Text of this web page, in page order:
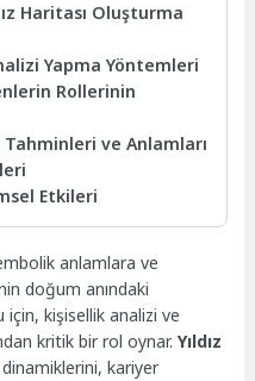
Haritası Oluşturma
Yapma Yöntemleri
Rollerinin
Tahminleri ve Anlamları
Etkileri
anlamlara ve
doğum anındaki
için, kişisellik analizi ve
kritik bir rol oynar.Yıldız
kariyer